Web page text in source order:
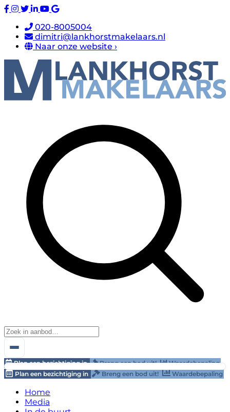
020-8005004
dimitri@lankhorstmakelaars.nl
Naar onze website ›
Plan een bezichtiging in Breng een bod uit!
Waardebepaling
Plan een bezichtiging in
Breng een bod uit! Waardebepaling
Home
Media